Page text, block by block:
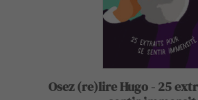
Osez (re)lire Hugo - 25